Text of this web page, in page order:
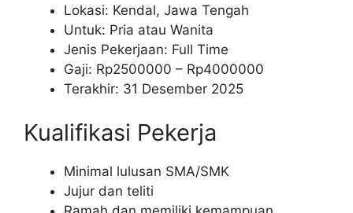
Lokasi: Kendal, Jawa Tengah
Untuk: Pria atau Wanita
Jenis Pekerjaan: Full Time
Gaji: Rp2500000 – Rp4000000
Terakhir: 31 Desember 2025
Kualifikasi Pekerja
Minimal lulusan SMA/SMK
Jujur dan teliti